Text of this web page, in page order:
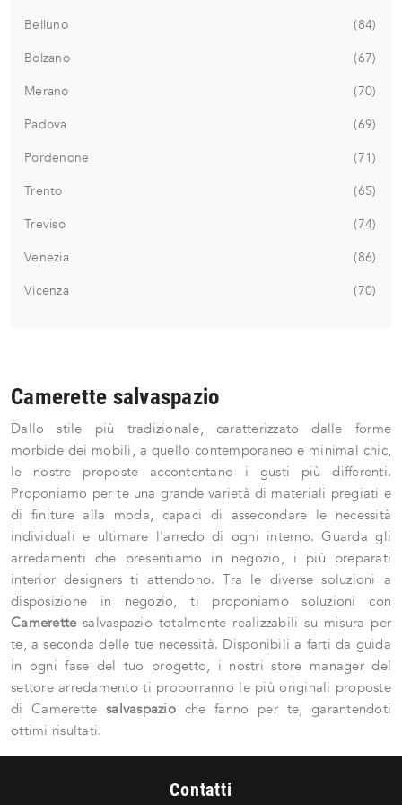
Belluno
84
Bolzano
67
Merano
70
Padova
69
Pordenone
71
Trento
65
Treviso
74
Venezia
86
Vicenza
70
Camerette salvaspazio
Dallo stile più tradizionale, caratterizzato dalle forme
morbide dei mobili, a quello contemporaneo e minimal chic,
le nostre proposte accontentano i gusti più differenti.
Proponiamo per te una grande varietà di materiali pregiati e
di finiture alla moda, capaci di assecondare le necessità
individuali e ultimare l'arredo di ogni interno. Guarda gli
arredamenti che presentiamo in negozio, i più preparati
interior designers ti attendono. Tra le diverse soluzioni a
disposizione in negozio, ti proponiamo soluzioni con
Camerettesalvaspazio totalmente realizzabili su misura per
te, a seconda delle tue necessità. Disponibili a farti da guida
in ogni fase del tuo progetto, i nostri store manager del
settore arredamento ti proporranno le più originali proposte
di Camerettesalvaspazioche fanno per te, garantendoti
ottimi risultati.
Contatti